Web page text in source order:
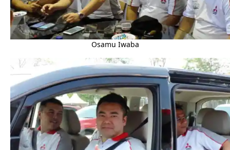
Osamu Iwaba